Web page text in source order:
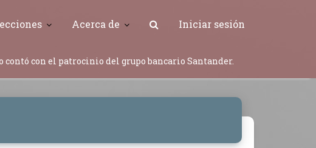
Acerca de Iniciar sesión
contó con el patrocinio del grupo bancario Santander.